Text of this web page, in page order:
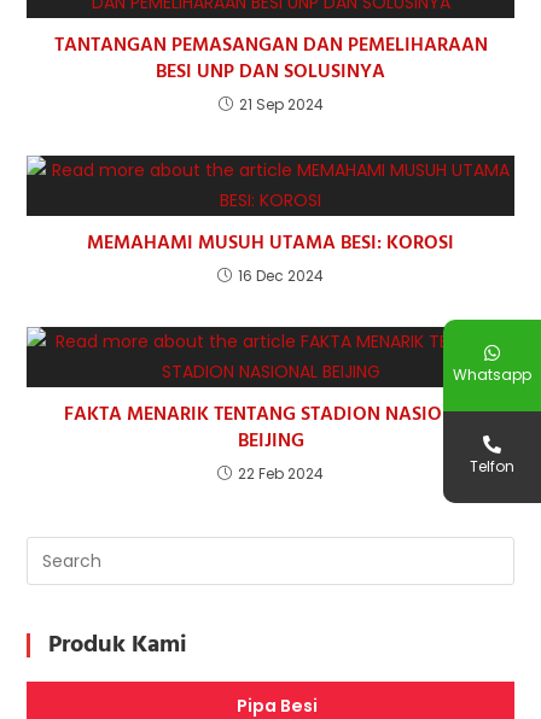
TANTANGAN PEMASANGAN DAN PEMELIHARAAN
BESI UNP DAN SOLUSINYA
21 Sep 2024
MEMAHAMI MUSUH UTAMA BESI: KOROSI
16 Dec 2024
FAKTA MENARIK TENTANG STADION NASIONAL
BEIJING
22 Feb 2024
Produk Kami
Pipa Besi
Whatsapp
Telfon